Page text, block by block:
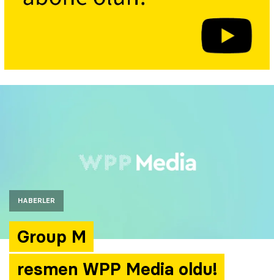
HABERLER
Group M
resmen WPP Media oldu!